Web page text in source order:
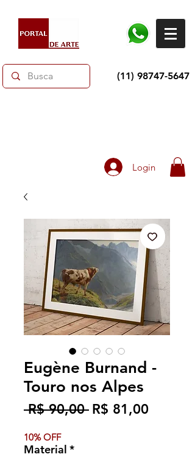
(11) 98747-5647
Login
Eugène Burnand -
Touro nos Alpes
R$ 90,00 Preço
R$ 81,00Preço
10% OFF
Material *